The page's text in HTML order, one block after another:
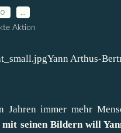
Aktion
Yann Arthus-
immer mehr
seinen Bildern will